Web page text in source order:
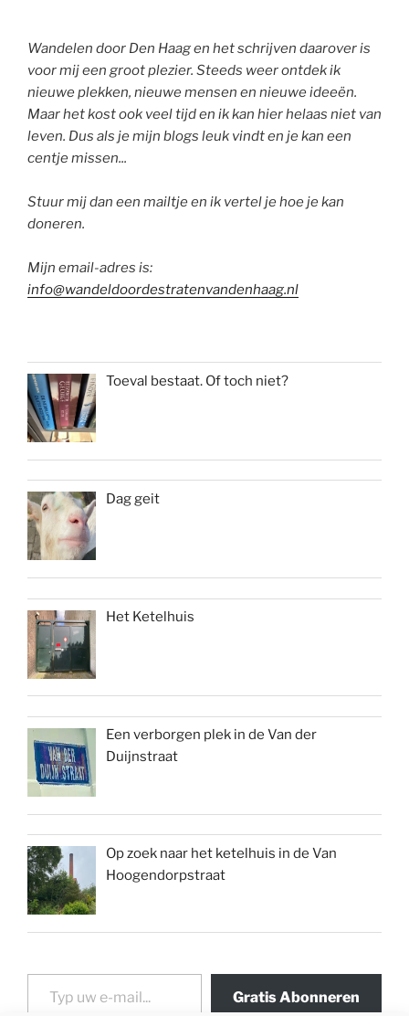
Wandelen door Den Haag en het schrijven daarover is
voor mij een groot plezier. Steeds weer ontdek ik
nieuwe plekken, nieuwe mensen en nieuwe ideeën.
Maar het kost ook veel tijd en ik kan hier helaas niet van
leven. Dus als je mijn blogs leuk vindt en je kan een
centje missen...
Stuur mij dan een mailtje en ik vertel je hoe je kan
doneren.
Mijn email-adres is:
info@wandeldoordestratenvandenhaag.nl
Toeval bestaat. Of toch niet?
Dag geit
Het Ketelhuis
Een verborgen plek in de Van der
Duijnstraat
Op zoek naar het ketelhuis in de Van
Hoogendorpstraat
Typ uw e-mail...
Gratis Abonneren